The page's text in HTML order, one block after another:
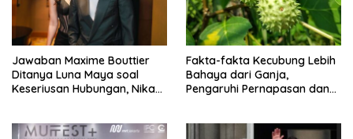
Jawaban Maxime Bouttier
Ditanya Luna Maya soal
Keseriusan Hubungan, Nikah
Fakta-fakta Kecubung Lebih
Bahaya dari Ganja,
Pengaruhi Pernapasan dan